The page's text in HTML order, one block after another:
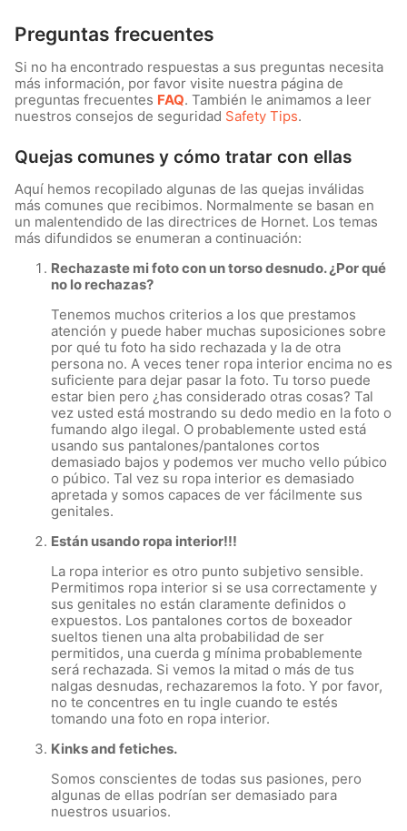
Preguntas frecuentes
Si no ha encontrado respuestas a sus preguntas necesita
más información, por favor visite nuestra página de
preguntas frecuentes FAQ. También le animamos a leer
nuestros consejos de seguridad Safety Tips.
Quejas comunes y cómo tratar con ellas
Aquí hemos recopilado algunas de las quejas inválidas
más comunes que recibimos. Normalmente se basan en
un malentendido de las directrices de Hornet. Los temas
más difundidos se enumeran a continuación:
Rechazaste mi foto con un torso desnudo. ¿Por qué
no lo rechazas?
Tenemos muchos criterios a los que prestamos
atención y puede haber muchas suposiciones sobre
por qué tu foto ha sido rechazada y la de otra
persona no. A veces tener ropa interior encima no es
suficiente para dejar pasar la foto. Tu torso puede
estar bien pero ¿has considerado otras cosas? Tal
vez usted está mostrando su dedo medio en la foto o
fumando algo ilegal. O probablemente usted está
usando sus pantalones/pantalones cortos
demasiado bajos y podemos ver mucho vello púbico
o púbico. Tal vez su ropa interior es demasiado
apretada y somos capaces de ver fácilmente sus
genitales.
Están usando ropa interior!!!
La ropa interior es otro punto subjetivo sensible.
Permitimos ropa interior si se usa correctamente y
sus genitales no están claramente definidos o
expuestos. Los pantalones cortos de boxeador
sueltos tienen una alta probabilidad de ser
permitidos, una cuerda g mínima probablemente
será rechazada. Si vemos la mitad o más de tus
nalgas desnudas, rechazaremos la foto. Y por favor,
no te concentres en tu ingle cuando te estés
tomando una foto en ropa interior.
Kinks and fetiches.
Somos conscientes de todas sus pasiones, pero
algunas de ellas podrían ser demasiado para
nuestros usuarios.